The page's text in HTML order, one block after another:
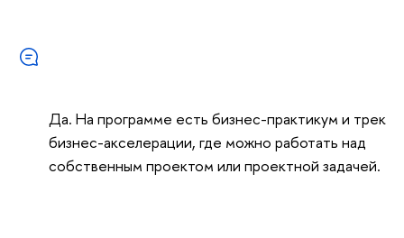
Да. На программе есть бизнес-практикум и трек
изнес-акселерации, где можно работать над
собственным проектом или проектной задачей.